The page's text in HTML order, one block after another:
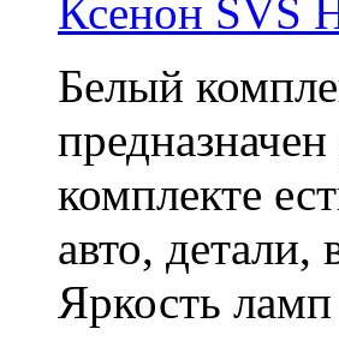
Ксенон SVS
Белый
комплекте
авто, детали,
Яркость